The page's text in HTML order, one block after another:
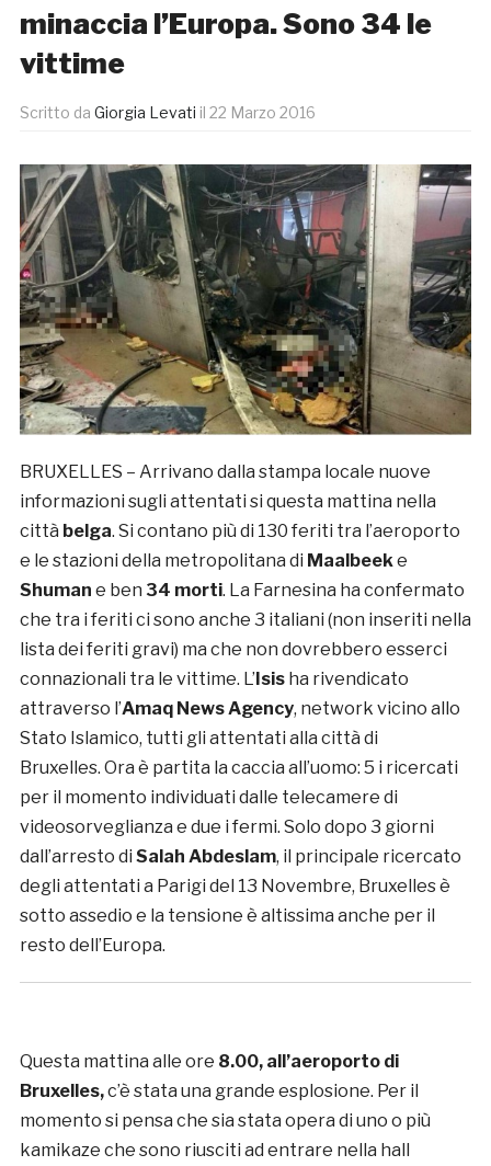
minaccia l’Europa. Sono 34 le
vittime
Scritto da Giorgia Levati il 22 Marzo 2016
BRUXELLES – Arrivano dalla stampa locale nuove
informazioni sugli attentati si questa mattina nella
città belga. Si contano più di 130 feriti tra l’aeroporto
e le stazioni della metropolitana di Maalbeek e
Shuman e ben 34 morti. La Farnesina ha confermato
che tra i feriti ci sono anche 3 italiani (non inseriti nella
lista dei feriti gravi) ma che non dovrebbero esserci
connazionali tra le vittime. L’Isisha rivendicato
attraverso l’Amaq News Agency, network vicino allo
Stato Islamico, tutti gli attentati alla città di
Bruxelles. Ora è partita la caccia all’uomo: 5 i ricercati
per il momento individuati dalle telecamere di
videosorveglianza e due i fermi. Solo dopo 3 giorni
dall’arresto di Salah Abdeslam, il principale ricercato
degli attentati a Parigi del 13 Novembre, Bruxelles è
sotto assedio e la tensione è altissima anche per il
resto dell’Europa.
Questa mattina alle ore 8.00, all’aeroporto di
Bruxelles,c’è stata una grande esplosione. Per il
momento si pensa che sia stata opera di uno o più
kamikaze che sono riusciti ad entrare nella hall